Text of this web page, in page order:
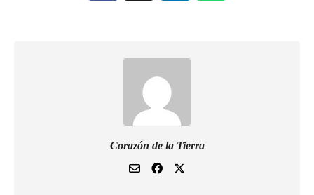
Corazón de la Tierra